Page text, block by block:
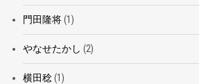
門田隆将(1)
やなせたかし (2)
横田稔(1)